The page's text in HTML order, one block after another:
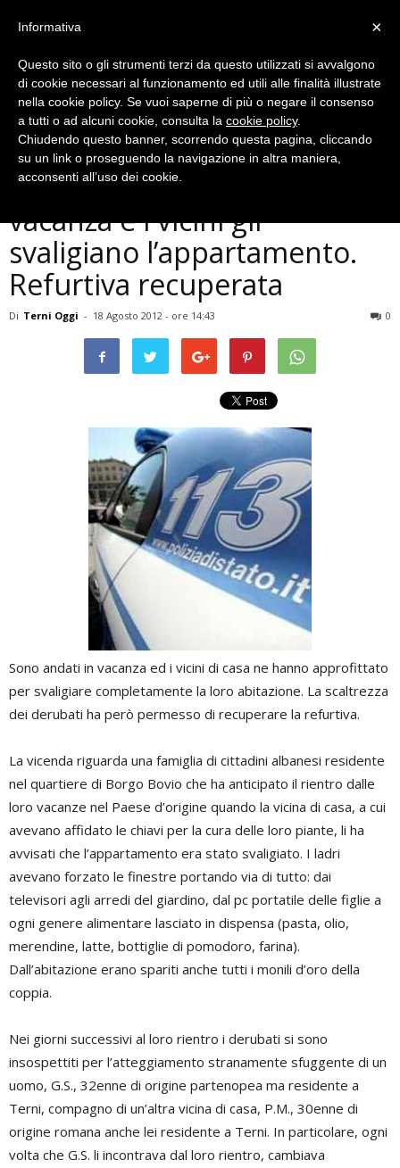
Cronaca
Borgo Bovio: famiglia va in
vacanza e i vicini gli
svaligiano l’appartamento.
Refurtiva recuperata
Di Terni Oggi - 18 Agosto 2012 - ore 14:43 0
Sono andati in vacanza ed i vicini di casa ne hanno approfittato
per svaligiare completamente la loro abitazione. La scaltrezza
dei derubati ha però permesso di recuperare la refurtiva.
La vicenda riguarda una famiglia di cittadini albanesi residente
nel quartiere di Borgo Bovio che ha anticipato il rientro dalle
loro vacanze nel Paese d’origine quando la vicina di casa, a cui
avevano affidato le chiavi per la cura delle loro piante, li ha
avvisati che l’appartamento era stato svaligiato. I ladri
avevano forzato le finestre portando via di tutto: dai
televisori agli arredi del giardino, dal pc portatile delle figlie a
ogni genere alimentare lasciato in dispensa (pasta, olio,
merendine, latte, bottiglie di pomodoro, farina).
Dall’abitazione erano spariti anche tutti i monili d’oro della
coppia.
Nei giorni successivi al loro rientro i derubati si sono
insospettiti per l’atteggiamento stranamente sfuggente di un
uomo, G.S., 32enne di origine partenopea ma residente a
Terni, compagno di un’altra vicina di casa, P.M., 30enne di
origine romana anche lei residente a Terni. In particolare, ogni
volta che G.S. li incontrava dal loro rientro, cambiava
×
Informativa
Questo sito o gli strumenti terzi da questo utilizzati si avvalgono
di cookie necessari al funzionamento ed utili alle finalità illustrate
nella cookie policy. Se vuoi saperne di più o negare il consenso
a tutti o ad alcuni cookie, consulta la cookie policy.
Chiudendo questo banner, scorrendo questa pagina, cliccando
su un link o proseguendo la navigazione in altra maniera,
acconsenti all’uso dei cookie.